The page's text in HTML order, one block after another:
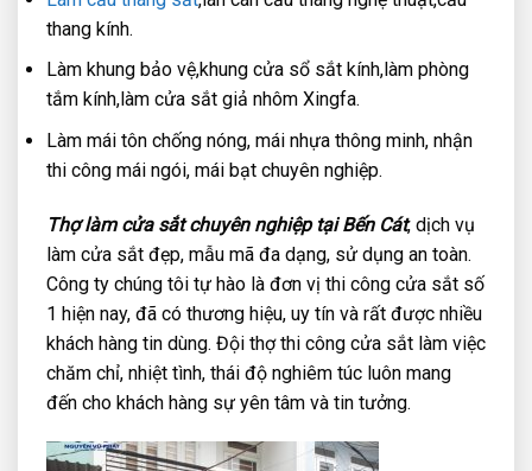
thang kính.
Làm khung bảo vệ,khung cửa sổ sắt kính,làm phòng
tắm kính,làm cửa sắt giả nhôm Xingfa.
Làm mái tôn chống nóng, mái nhựa thông minh, nhận
thi công mái ngói, mái bạt chuyên nghiệp.
Thợ làm cửa sắt chuyên nghiệp tại Bến Cát, dịch vụ
làm cửa sắt đẹp, mẫu mã đa dạng, sử dụng an toàn.
Công ty chúng tôi tự hào là đơn vị thi công cửa sắt số
1 hiện nay, đã có thương hiệu, uy tín và rất được nhiều
khách hàng tin dùng. Đội thợ thi công cửa sắt làm việc
chăm chỉ, nhiệt tình, thái độ nghiêm túc luôn mang
đến cho khách hàng sự yên tâm và tin tưởng.